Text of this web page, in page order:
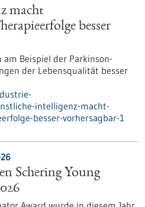
macht
besser
Beispiel der Parkinson-
der Lebensqualität besser
intelligenz-macht-
besser-vorhersagbar-1
Schering Young